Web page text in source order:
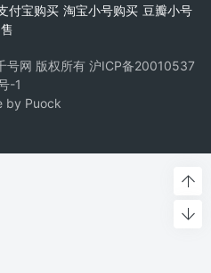
付宝购买 淘宝小号购买 豆瓣小号
网 版权所有 沪ICP备20010537
-1
by Puock